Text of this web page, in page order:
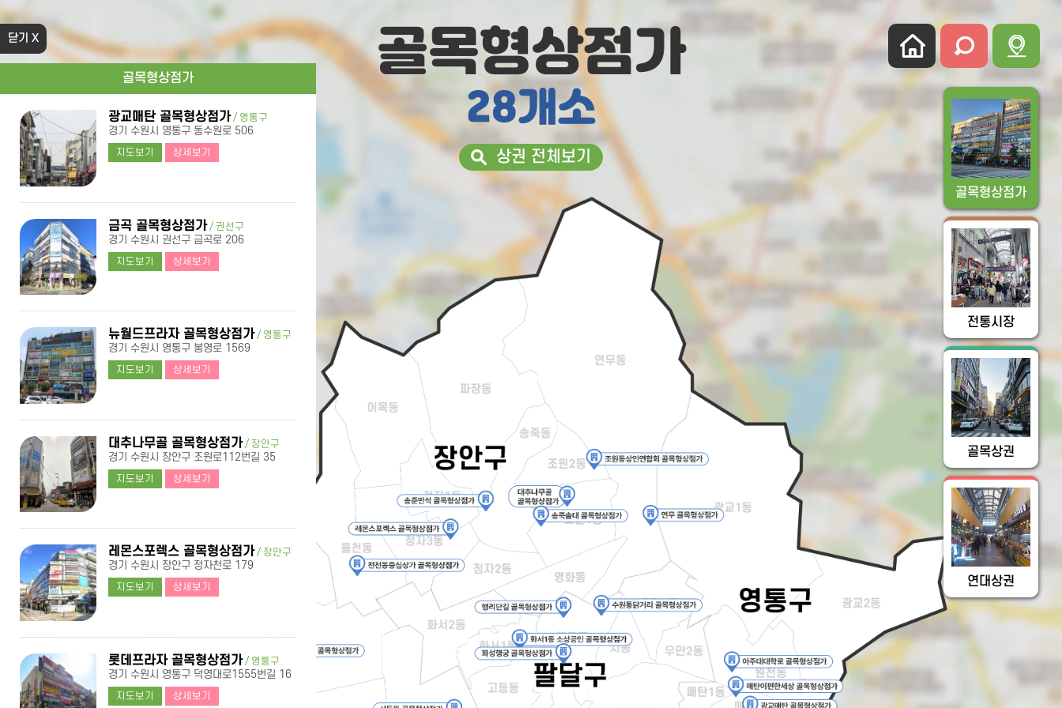
골목형상점가
28개소
상권 전체보기
골목형상점가
전통시장
골목상권
연대상권
닫기 X
골목형상점가
광교매탄 골목형상점가/ 영통구
경기 수원시 영통구 동수원로 506
지도보기 상세보기
금곡 골목형상점가/ 권선구
경기 수원시 권선구 금곡로 206
지도보기 상세보기
뉴월드프라자 골목형상점가/ 영통구
경기 수원시 영통구 봉영로 1569
지도보기 상세보기
대추나무골 골목형상점가/ 장안구
경기 수원시 장안구 조원로112번길 35
지도보기 상세보기
레몬스포렉스 골목형상점가/ 장안구
경기 수원시 장안구 정자천로 179
지도보기 상세보기
롯데프라자 골목형상점가/ 영통구
경기 수원시 영통구 덕영대로1555번길 16
지도보기 상세보기